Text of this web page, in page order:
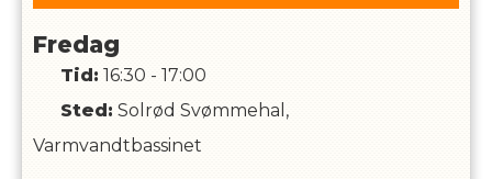
Babyholdet 1-2 år, er for de svømmere som er lige ved at
er det Baby 2-3 år man skal tilmelde sig
Tilmeldingen til holdet gælder for en baby og en pårørende
Fredag
Tid: 16:30 - 17:00
Sted: Solrød Svømmehal,
Varmvandtbassinet